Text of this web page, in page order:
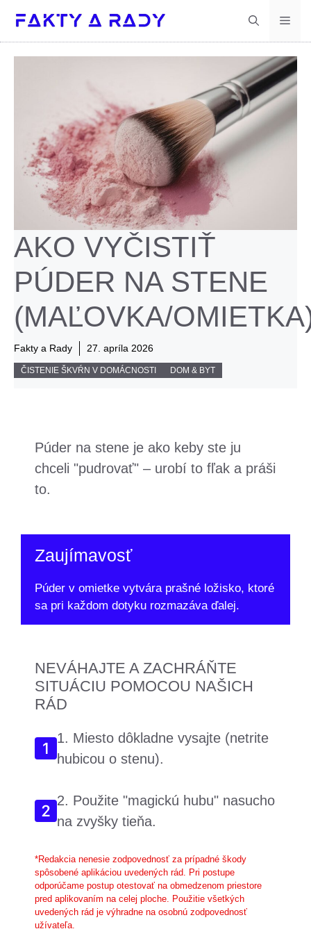
obsah
AKO VYČISTIŤ
PÚDER NA STENE
(MAĽOVKA/
Fakty a Rady 27. apríla 2026
ČISTENIE ŠKVŔN V DOMÁCNOSTI DOM & BYT
Púder na stene je ako keby ste ju
chceli "pudrovať" – urobí to fľak a práši
to.
Zaujímavosť
Púder v omietke vytvára prašné ložisko, ktoré
sa pri každom dotyku rozmazáva ďalej.
NEVÁHAJTE A ZACHRÁŇTE
SITUÁCIU POMOCOU NAŠICH
RÁD
1. Miesto dôkladne vysajte (netrite
hubicou o stenu).
2. Použite "magickú hubu" nasucho
na zvyšky tieňa.
*Redakcia nenesie zodpovednosť za prípadné škody
spôsobené aplikáciou uvedených rád. Pri postupe
odporúčame postup otestovať na obmedzenom priestore
pred aplikovaním na celej ploche. Použitie všetkých
uvedených rád je výhradne na osobnú zodpovednosť
užívateľa.